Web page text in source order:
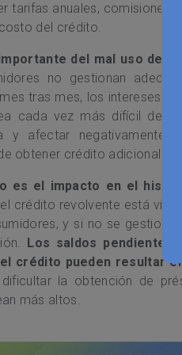
tarifas anuales, comisiones
del crédito.
del mal uso del
no gestionan
tras mes, los intereses
cada vez más difícil de
y afectar negativamente
obtener crédito adicional en
es el impacto en el
crédito revolvente está
y si no se gestiona
Los saldos pendientes
crédito pueden resultar
dificultar la obtención de
más altos.